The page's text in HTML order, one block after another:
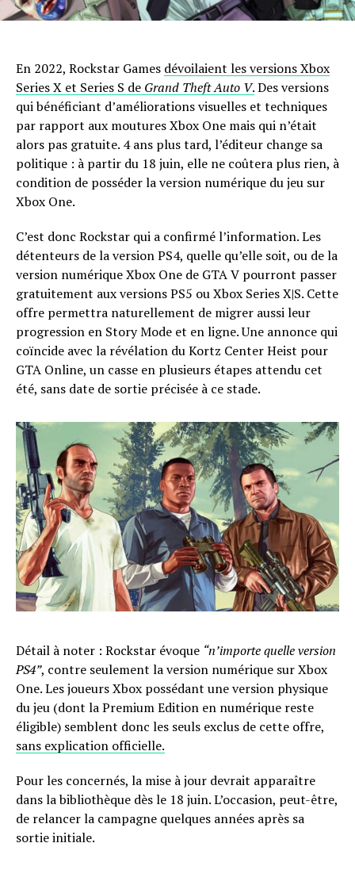
En 2022, Rockstar Games dévoilaient les versions Xbox
Series X et Series S de Grand Theft Auto V.Des versions
qui bénéficiant d’améliorations visuelles et techniques
par rapport aux moutures Xbox One mais qui n’était
alors pas gratuite. 4 ans plus tard, l’éditeur change sa
politique : à partir du 18 juin, elle ne coûtera plus rien, à
condition de posséder la version numérique du jeu sur
Xbox One.
C’est donc Rockstar qui a confirmé l’information. Les
détenteurs de la version PS4, quelle qu’elle soit, ou de la
version numérique Xbox One de GTA V pourront passer
gratuitement aux versions PS5 ou Xbox Series X|S. Cette
offre permettra naturellement de migrer aussi leur
progression en Story Mode et en ligne. Une annonce qui
coïncide avec la révélation du Kortz Center Heist pour
GTA Online, un casse en plusieurs étapes attendu cet
été, sans date de sortie précisée à ce stade.
Détail à noter : Rockstar évoque “n’importe quelle version
PS4”, contre seulement la version numérique sur Xbox
One. Les joueurs Xbox possédant une version physique
du jeu (dont la Premium Edition en numérique reste
éligible) semblent donc les seuls exclus de cette offre,
sans explication officielle.
Pour les concernés, la mise à jour devrait apparaître
dans la bibliothèque dès le 18 juin. L’occasion, peut-être,
de relancer la campagne quelques années après sa
sortie initiale.